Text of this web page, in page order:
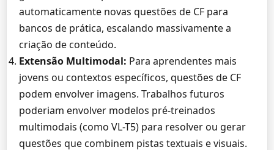
automaticamente novas questões de CF para
bancos de prática, escalando massivamente a
criação de conteúdo.
Extensão Multimodal: Para aprendentes mais
jovens ou contextos específicos, questões de CF
podem envolver imagens. Trabalhos futuros
poderiam envolver modelos pré-treinados
multimodais (como VL-T5) para resolver ou gerar
questões que combinem pistas textuais e visuais.